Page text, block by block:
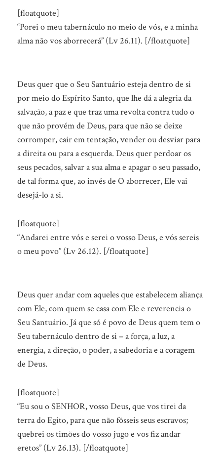
[floatquote]
“Porei o meu tabernáculo no meio de vós, e a minha
alma não vos aborrecerá” (Lv 26.11). [/floatquote]
Deus quer que o Seu Santuário esteja dentro de si
por meio do Espírito Santo, que lhe dá a alegria da
salvação, a paz e que traz uma revolta contra tudo o
que não provém de Deus, para que não se deixe
corromper, cair em tentação, vender ou desviar para
a direita ou para a esquerda. Deus quer perdoar os
seus pecados, salvar a sua alma e apagar o seu passado,
de tal forma que, ao invés de O aborrecer, Ele vai
desejá-lo a si.
[floatquote]
“Andarei entre vós e serei o vosso Deus, e vós sereis
o meu povo” (Lv 26.12). [/floatquote]
Deus quer andar com aqueles que estabelecem aliança
com Ele, com quem se casa com Ele e reverencia o
Seu Santuário. Já que só é povo de Deus quem tem o
Seu tabernáculo dentro de si – a força, a luz, a
energia, a direção, o poder, a sabedoria e a coragem
de Deus.
[floatquote]
“Eu sou o SENHOR, vosso Deus, que vos tirei da
terra do Egito, para que não fôsseis seus escravos;
quebrei os timões do vosso jugo e vos fiz andar
eretos” (Lv 26.13). [/floatquote]